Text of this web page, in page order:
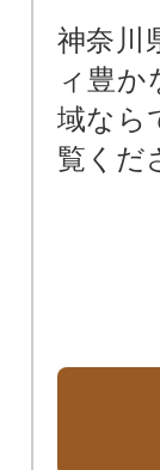
かなが
神奈川
神奈川
学び舎
文化ス
神奈川
ィ豊
域なら
覧くだ